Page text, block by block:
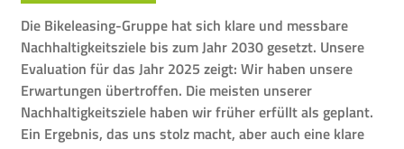
Die Bikeleasing-Gruppe hat sich klare und messbare
Nachhaltigkeitsziele bis zum Jahr 2030 gesetzt. Unsere
Evaluation für das Jahr 2025 zeigt: Wir haben unsere
Erwartungen übertroffen. Die meisten unserer
Nachhaltigkeitsziele haben wir früher erfüllt als geplant.
Ein Ergebnis, das uns stolz macht, aber auch eine klare